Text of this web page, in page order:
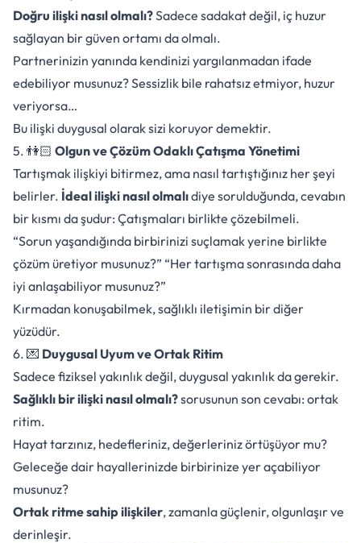
Doğru ilişki nasıl olmalı?Sadece sadakat değil, iç huzur
sağlayan bir güven ortamı da olmalı.
Partnerinizin yanında kendinizi yargılanmadan ifade
edebiliyor musunuz? Sessizlik bile rahatsız etmiyor, huzur
veriyorsa…
Bu ilişki duygusal olarak sizi koruyor demektir.
5. 👫🏻 Olgun ve Çözüm Odaklı Çatışma Yönetimi
Tartışmak ilişkiyi bitirmez, ama nasıl tartıştığınız her şeyi
belirler. İdeal ilişki nasıl olmalıdiye sorulduğunda, cevabın
bir kısmı da şudur: Çatışmaları birlikte çözebilmeli.
“Sorun yaşandığında birbirinizi suçlamak yerine birlikte
çözüm üretiyor musunuz?” “Her tartışma sonrasında daha
iyi anlaşabiliyor musunuz?”
Kırmadan konuşabilmek, sağlıklı iletişimin bir diğer
yüzüdür.
6. 💌 Duygusal Uyum ve Ortak Ritim
Sadece fiziksel yakınlık değil, duygusal yakınlık da gerekir.
Sağlıklı bir ilişki nasıl olmalı?sorusunun son cevabı: ortak
ritim.
Hayat tarzınız, hedefleriniz, değerleriniz örtüşüyor mu?
Geleceğe dair hayallerinizde birbirinize yer açabiliyor
musunuz?
Ortak ritme sahip ilişkiler, zamanla güçlenir, olgunlaşır ve
derinleşir.